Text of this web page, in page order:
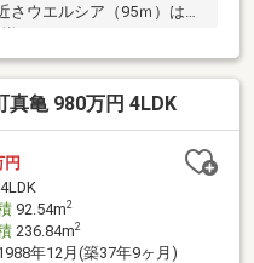
さウエルシア（95ｍ）は便
真亀 980万円 4LDK
円
4LDK
92.54m2
236.84m2
年12月(築37年9ヶ月)